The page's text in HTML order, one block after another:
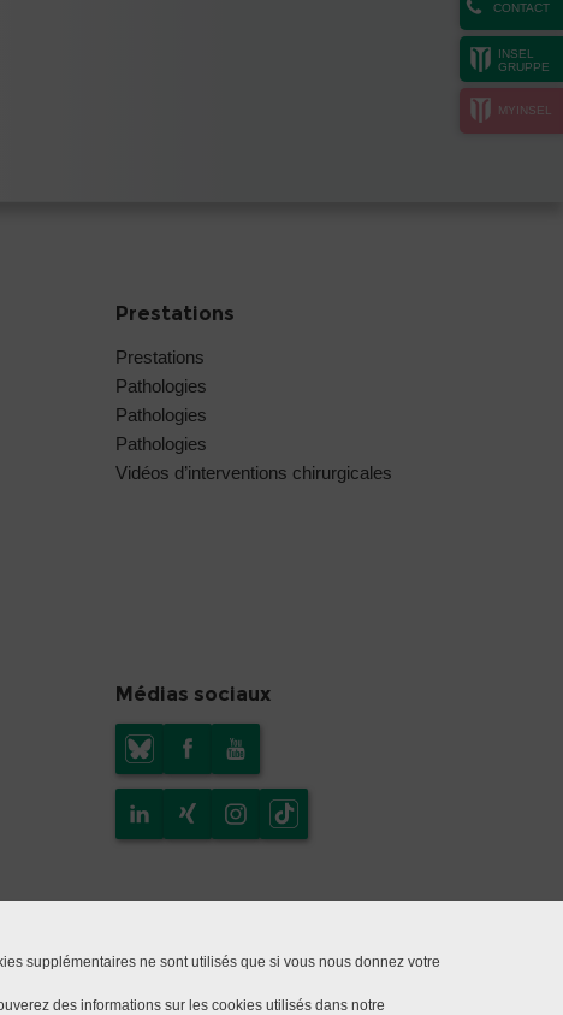
CONTACT
INSEL
GRUPPE
MYINSEL
Prestations
Prestations
Pathologies
Pathologies
Pathologies
Vidéos d’interventions chirurgicales
Médias sociaux
supplémentaires ne sont utilisés que si vous nous donnez votre
des informations sur les cookies utilisés dans notre